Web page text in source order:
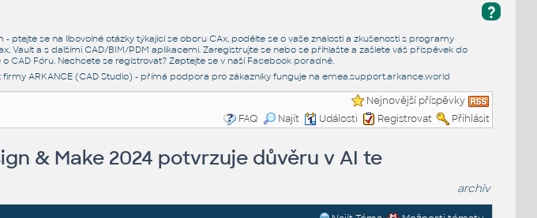
?
- ptejte se na libovolné otázky týkající se oboru CAx, podělte se o vaše znalosti a zkušenosti s programy
Vault a s dalšími CAD/BIM/PDM aplikacemi. Zaregistrujte se nebo se přihlašte a zašlete váš příspěvek do
o CAD Fóru. Nechcete se registrovat? Zeptejte se v naší Facebook poradně.
ARKANCE (CAD Studio) - přímá podpora pro zákazníky funguje na emea.support.arkance.world
Nejnovější příspěvky
FAQ
Najít Události Registrovat Přihlásit
& Make 2024 potvrzuje důvěru v AI te
archiv